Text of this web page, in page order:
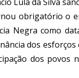
obrigatório o
Negra como
dos
dos